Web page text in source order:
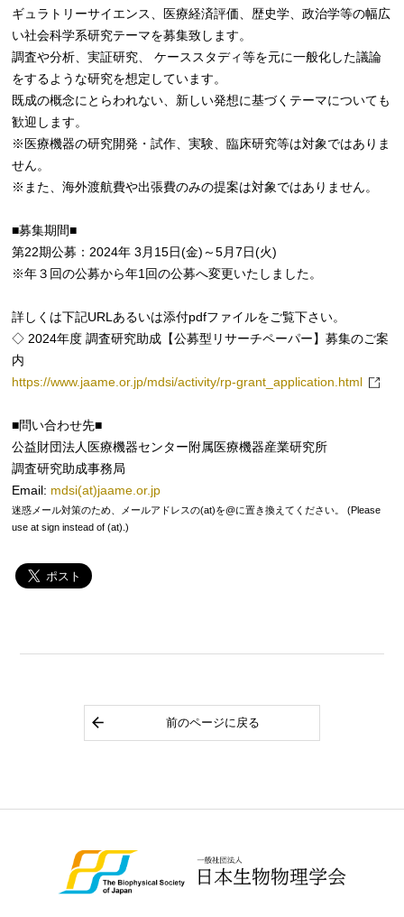
ギュラトリーサイエンス、医療経済評価、歴史学、政治学等の幅広
い社会科学系研究テーマを募集致します。
調査や分析、実証研究、 ケーススタディ等を元に一般化した議論
をするような研究を想定しています。
既成の概念にとらわれない、新しい発想に基づくテーマについても
歓迎します。
※医療機器の研究開発・試作、実験、臨床研究等は対象ではありま
せん。
※また、海外渡航費や出張費のみの提案は対象ではありません。
■募集期間■
第22期公募：2024年 3月15日(金)～5月7日(火)
※年３回の公募から年1回の公募へ変更いたしました。
詳しくは下記URLあるいは添付pdfファイルをご覧下さい。
◇ 2024年度 調査研究助成【公募型リサーチペーパー】募集のご案
内
https://www.jaame.or.jp/mdsi/activity/rp-grant_application.html
■問い合わせ先■
公益財団法人医療機器センター附属医療機器産業研究所
調査研究助成事務局
Email: mdsi(at)jaame.or.jp
迷惑メール対策のため、メールアドレスの(at)を@に置き換えてください。 (Please
use at sign instead of (at).)
前のページに戻る